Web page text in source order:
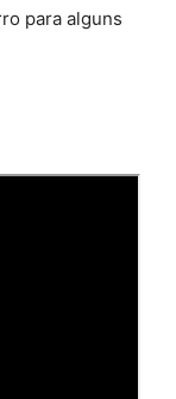
para alguns